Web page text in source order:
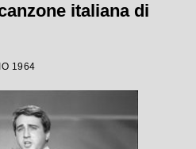
italiana di
1964